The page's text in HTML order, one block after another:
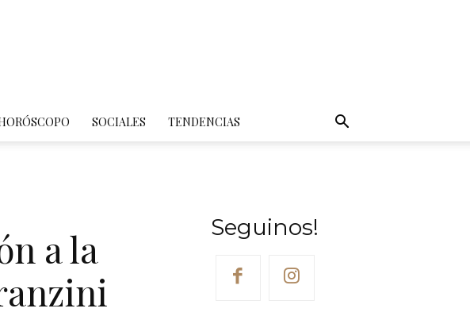
SOCIALES TENDENCIAS
a la
Seguinos!